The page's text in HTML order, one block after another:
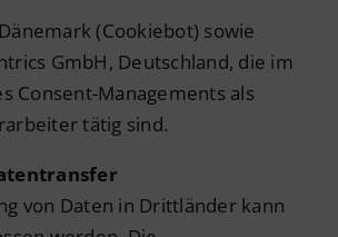
(Cookiebot) sowie
GmbH, Deutschland, die im
Consent-Managements als
tätig sind.
von Daten in Drittländer kann